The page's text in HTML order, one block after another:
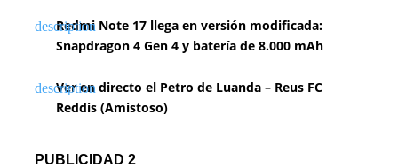
e
Redmi Note 17 llega en versión modificada:
Snapdragon 4 Gen 4 y batería de 8.000 mAh
Ver en directo el Petro de Luanda – Reus FC
Reddis (Amistoso)
PUBLICIDAD 2